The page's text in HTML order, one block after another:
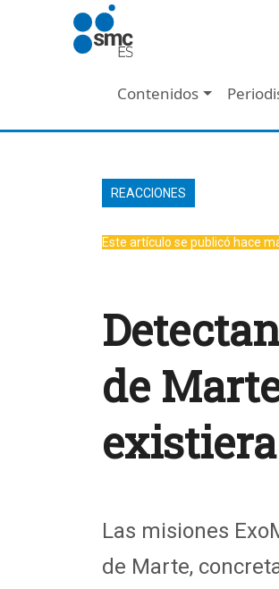
Pasar al contenido principal
Contenidos
REACCIONES
Este artículo se publicó hace
de
existiera
Las misiones
de Marte,